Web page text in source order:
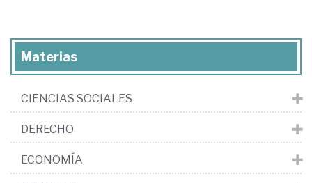
Materias
CIENCIAS SOCIALES
DERECHO
ECONOMÍA